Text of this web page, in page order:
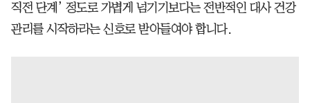
직전 단계’ 정도로 가볍게 넘기기보다는 전반적인 대사 건강
관리를 시작하라는 신호로 받아들여야 합니다.